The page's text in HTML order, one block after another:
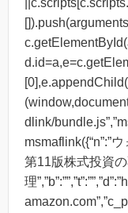
dlink/
msmaflink({“n”:”
第11版株式投資
理